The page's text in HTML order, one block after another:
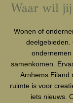
Waar wil jij
Wonen of
deelgebieden.
samenkomen.
Arnhems Eiland
ruimte is voor
iets nieuws.